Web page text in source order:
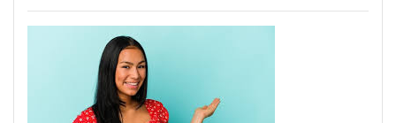
la
Richesse
de
la
Cuisine